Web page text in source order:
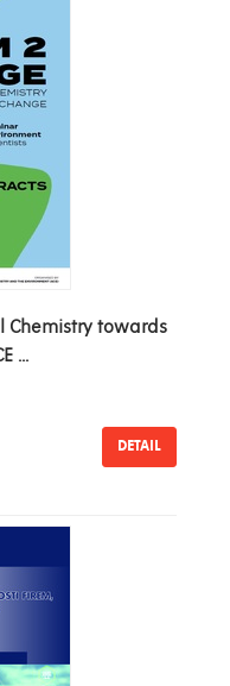
Chemistry towards
...
DETAIL